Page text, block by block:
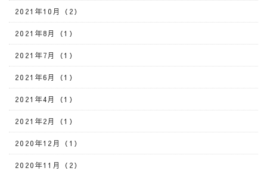
2021年10月（2）
2021年8月（1）
2021年7月（1）
2021年6月（1）
2021年4月（1）
2021年2月（1）
2020年12月（1）
2020年11月（2）